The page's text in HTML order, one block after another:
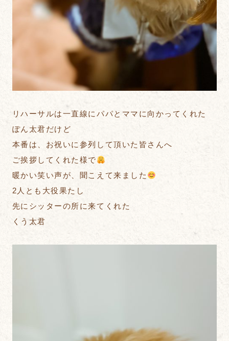
リハーサルは一直線にパパとママに向かってくれた
ぽん太君だけど
本番は、お祝いに参列して頂いた皆さんへ
ご挨拶してくれた様で
暖かい笑い声が、聞こえて来ました
2人とも大役果たし
先にシッターの所に来てくれた
くう太君